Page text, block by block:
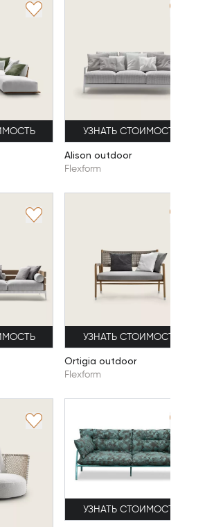
УЗНАТЬ СТОИМОСТЬ
Alison outdoor
Flexform
УЗНАТЬ СТОИМОСТЬ
Ortigia outdoor
Flexform
УЗНАТЬ СТОИМОСТЬ